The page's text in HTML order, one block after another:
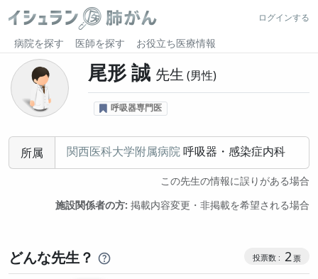
ログインする
病院を探す 医師を探す お役立ち医療情報
尾形 誠 先生 男性
呼吸器専門医
所属 関西医科大学附属病院呼吸器・感染症内科
この先生の情報に誤りがある場合
施設関係者の方: 掲載内容変更・非掲載を希望される場合
どんな先生？ コミュニ
2